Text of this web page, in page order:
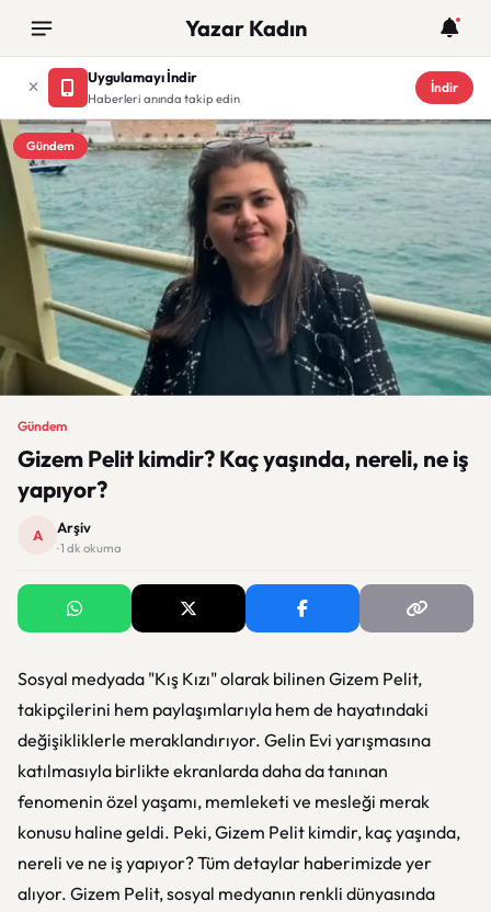
Yazar Kadın
Uygulamayı İndir
Haberleri anında takip edin
İndir
Gündem
Gündem
Gizem Pelit kimdir? Kaç yaşında, nereli, ne iş
yapıyor?
A Arşiv
· 1 dk okuma
Sosyal medyada "Kış Kızı" olarak bilinen Gizem Pelit,
takipçilerini hem paylaşımlarıyla hem de hayatındaki
değişikliklerle meraklandırıyor. Gelin Evi yarışmasına
katılmasıyla birlikte ekranlarda daha da tanınan
fenomenin özel yaşamı, memleketi ve mesleği merak
konusu haline geldi. Peki, Gizem Pelit kimdir, kaç yaşında,
nereli ve ne iş yapıyor? Tüm detaylar haberimizde yer
alıyor. Gizem Pelit, sosyal medyanın renkli dünyasında